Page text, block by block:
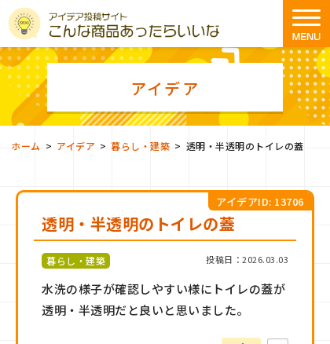
アイデア
ホーム > アイデア > 暮らし・建築 > 透明・半透明のトイレの蓋
透明・半透明のトイレの蓋
アイデアID: 13706
暮らし・建築 投稿日：2026.03.03
水洗の様子が確認しやすい様にトイレの蓋が
透明・半透明だと良いと思いました。